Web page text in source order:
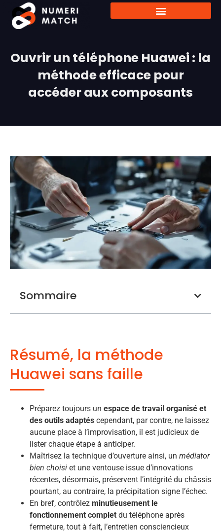
Ouvrir un téléphone Huawei : la
méthode efficace pour
accéder aux composants
Sommaire
Résumé, la méthode
Huawei sans faille
Préparez toujours un espace de travail organisé et
des outils adaptés cependant, par contre, ne laissez
aucune place à l’improvisation, il est judicieux de
lister chaque étape à anticiper.
Maîtrisez la technique d’ouverture ainsi, un médiator
bien choisi et une ventouse issue d’innovations
récentes, désormais, préservent l’intégrité du châssis
pourtant, au contraire, la précipitation signe l’échec.
En bref, contrôlez minutieusement le
fonctionnement complet du téléphone après
fermeture, tout à fait, l’entretien consciencieux